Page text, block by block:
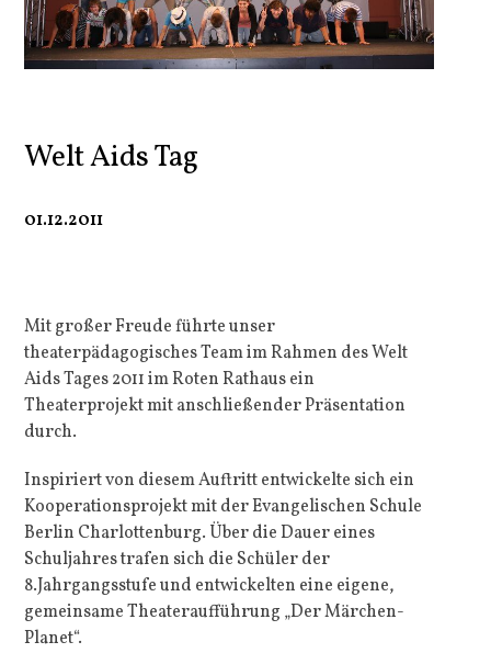
Welt Aids Tag
01.12.2011
Mit großer Freude führte unser
theaterpädagogisches Team im Rahmen des Welt
Aids Tages 2011 im Roten Rathaus ein
Theaterprojekt mit anschließender Präsentation
durch.
Inspiriert von diesem Auftritt entwickelte sich ein
Kooperationsprojekt mit der Evangelischen Schule
Berlin Charlottenburg. Über die Dauer eines
Schuljahres trafen sich die Schüler der
8.Jahrgangsstufe und entwickelten eine eigene,
gemeinsame Theateraufführung „Der Märchen-
Planet“.